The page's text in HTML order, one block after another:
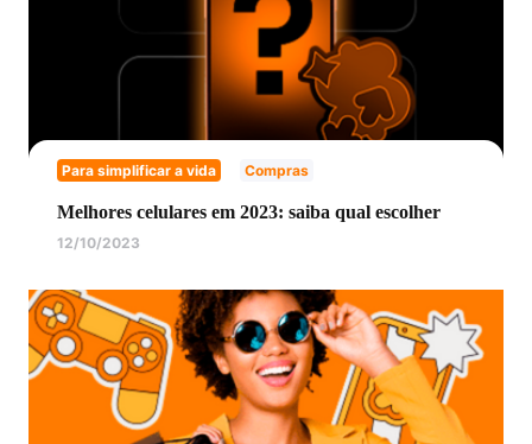
Para simplificar a vida Compras
Melhores celulares em 2023: saiba qual escolher
12/10/2023